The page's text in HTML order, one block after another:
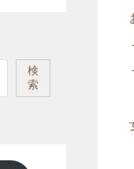
検
索